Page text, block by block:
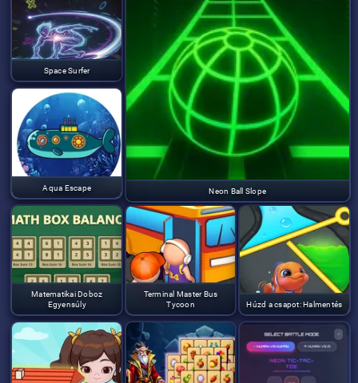
Space Surfer
Neon Ball Slope
Aqua Escape
Matematikai Doboz
Egyensúly
Terminal Master Bus
Tycoon
Húzd a csapot: Halmentés